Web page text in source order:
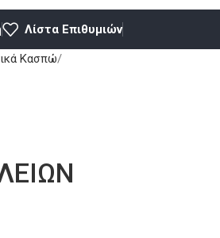
Λίστα Επιθυμιών
Κασπώ